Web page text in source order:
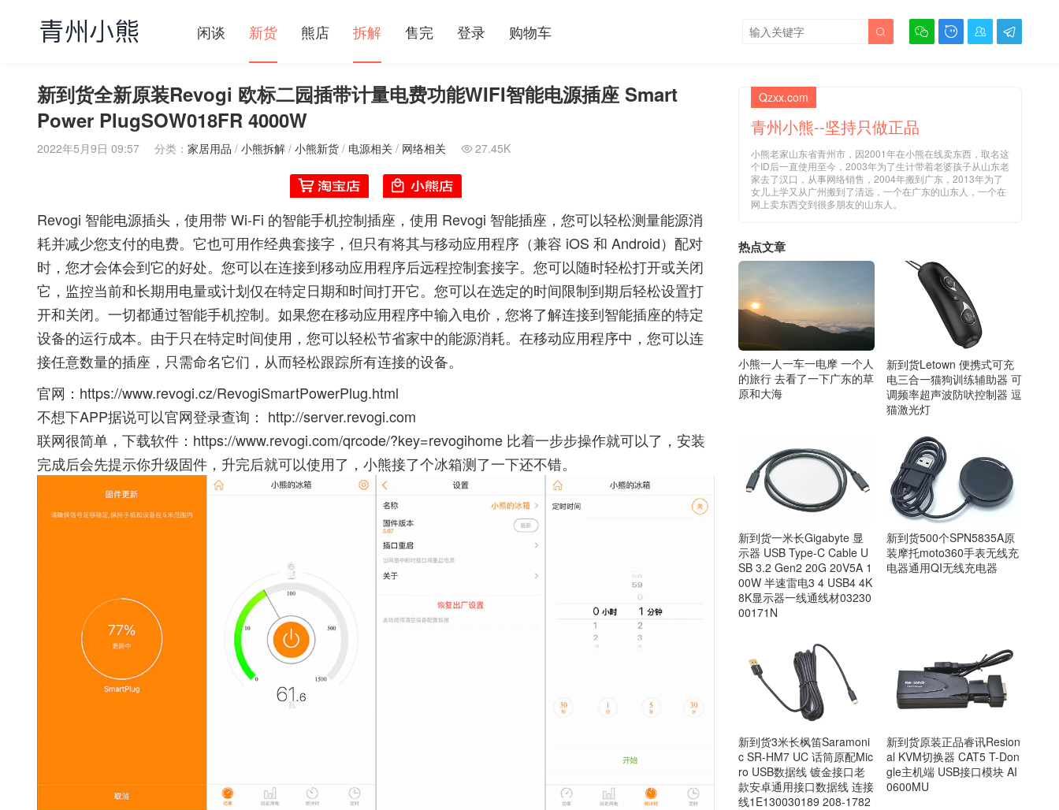
闲谈 新货 熊店 拆解 售完 登录 购物车    

新到货全新原装Revogi 欧标二园插带计量电费功能WIFI智能电源插座 Smart
Power PlugSOW018FR 4000W
2022年5月9日 09:57 分类： 家居用品 / 小熊拆解 / 小熊新货 / 电源相关 / 网络相关  27.45K
Revogi 智能电源插头，使用带 Wi-Fi 的智能手机控制插座，使用 Revogi 智能插座，您可以轻松测量能源消
耗并减少您支付的电费。它也可用作经典套接字，但只有将其与移动应用程序（兼容 iOS 和 Android）配对
时，您才会体会到它的好处。您可以在连接到移动应用程序后远程控制套接字。您可以随时轻松打开或关闭
它，监控当前和长期用电量或计划仅在特定日期和时间打开它。您可以在选定的时间限制到期后轻松设置打
开和关闭。一切都通过智能手机控制。如果您在移动应用程序中输入电价，您将了解连接到智能插座的特定
设备的运行成本。由于只在特定时间使用，您可以轻松节省家中的能源消耗。在移动应用程序中，您可以连
接任意数量的插座，只需命名它们，从而轻松跟踪所有连接的设备。
官网： https://www.revogi.cz/RevogiSmartPowerPlug.html
不想下APP据说可以官网登录查询： http://server.revogi.com
联网很简单，下载软件： https://www.revogi.com/qrcode/?key=revogihome 比着一步步操作就可以了，安装
完成后会先提示你升级固件，升完后就可以使用了，小熊接了个冰箱测了一下还不错。
Qzxx.com
青州小熊--坚持只做正品
小熊老家山东省青州市，因2001年在小熊在线卖东西，取名这
个ID后一直使用至今，2003年为了生计带着老婆孩子从山东老
家去了汉口，从事网络销售，2004年搬到广东，2013年为了
女儿上学又从广州搬到了清远，一个在广东的山东人，一个在
网上卖东西交到很多朋友的山东人。
热点文章
小熊一人一车一电摩 一个人
的旅行 去看了一下广东的草
原和大海
新到货Letown 便携式可充
电三合一猫狗训练辅助器 可
调频率超声波防吠控制器 逗
猫激光灯
新到货一米长Gigabyte 显
示器 USB Type-C Cable U
SB 3.2 Gen2 20G 20V5A 1
00W 半速雷电3 4 USB4 4K
8K显示器一线通线材03230
00171N
新到货500个SPN5835A原
装摩托moto360手表无线充
电器通用QI无线充电器
新到货3米长枫笛Saramoni
c SR-HM7 UC 话筒原配Mic
ro USB数据线 镀金接口老
款安卓通用接口数据线 连接
线1E130030189 208-1782
新到货原装正品睿讯Resion
al KVM切换器 CAT5 T-Don
gle主机端 USB接口模块 AI
0600MU